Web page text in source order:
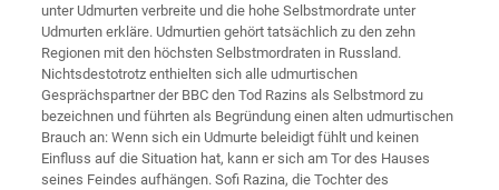
unter Udmurten verbreite und die hohe Selbstmordrate unter
Udmurten erkläre. Udmurtien gehört tatsächlich zu den zehn
Regionen mit den höchsten Selbstmordraten in Russland.
Nichtsdestotrotz enthielten sich alle udmurtischen
Gesprächspartner der BBC den Tod Razins als Selbstmord zu
bezeichnen und führten als Begründung einen alten udmurtischen
Brauch an: Wenn sich ein Udmurte beleidigt fühlt und keinen
Einfluss auf die Situation hat, kann er sich am Tor des Hauses
seines Feindes aufhängen. Sofi Razina, die Tochter des